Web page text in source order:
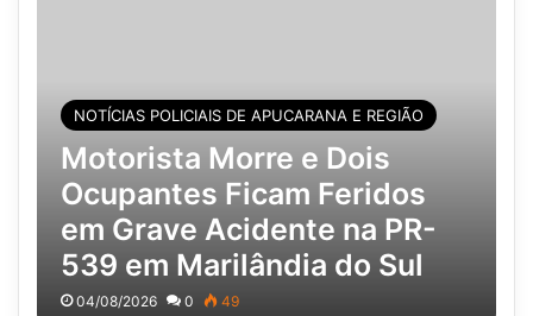
NOTÍCIAS POLICIAIS DE APUCARANA E REGIÃO
Motorista Morre e Dois
Ocupantes Ficam Feridos
em Grave Acidente na PR-
539 em Marilândia do Sul
04/08/2026 0 49